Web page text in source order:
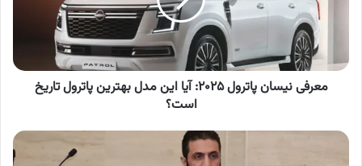
پاترول
معرفی نیسان پاترول ۲۰۲۵: آیا این مدل بهترین پاترول تاریخ
است؟
چراغ